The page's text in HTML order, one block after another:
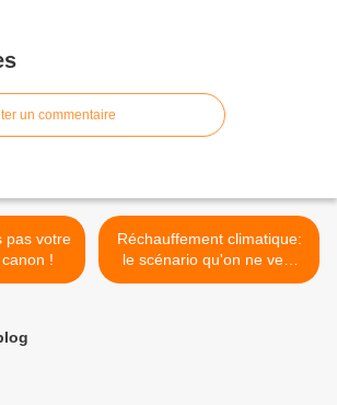
un commentaire
!
Réchauffement climatique:
le scénario qu'on ne veut
pas voir... >